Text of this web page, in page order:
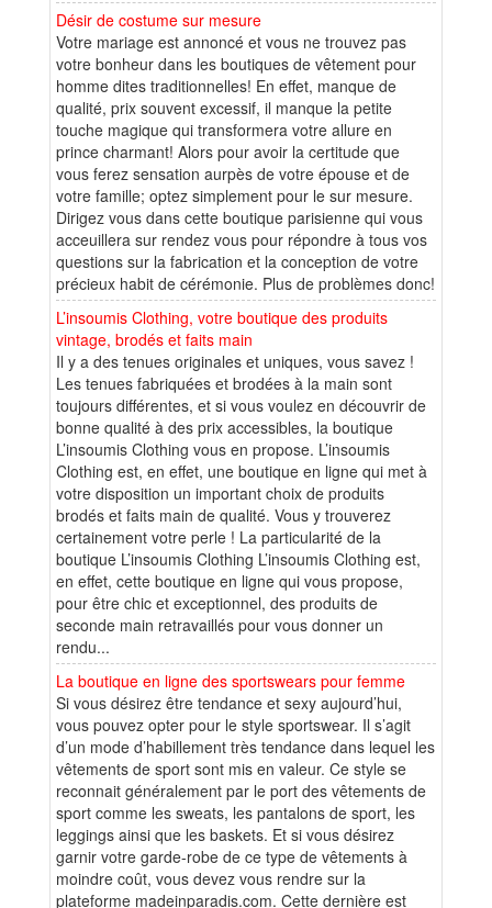
Désir de costume sur mesure
Votre mariage est annoncé et vous ne trouvez pas
votre bonheur dans les boutiques de vêtement pour
homme dites traditionnelles! En effet, manque de
qualité, prix souvent excessif, il manque la petite
touche magique qui transformera votre allure en
prince charmant! Alors pour avoir la certitude que
vous ferez sensation aurpès de votre épouse et de
votre famille; optez simplement pour le sur mesure.
Dirigez vous dans cette boutique parisienne qui vous
acceuillera sur rendez vous pour répondre à tous vos
questions sur la fabrication et la conception de votre
précieux habit de cérémonie. Plus de problèmes donc!
L’insoumis Clothing, votre boutique des produits
vintage, brodés et faits main
Il y a des tenues originales et uniques, vous savez !
Les tenues fabriquées et brodées à la main sont
toujours différentes, et si vous voulez en découvrir de
bonne qualité à des prix accessibles, la boutique
L’insoumis Clothing vous en propose. L’insoumis
Clothing est, en effet, une boutique en ligne qui met à
votre disposition un important choix de produits
brodés et faits main de qualité. Vous y trouverez
certainement votre perle ! La particularité de la
boutique L’insoumis Clothing L’insoumis Clothing est,
en effet, cette boutique en ligne qui vous propose,
pour être chic et exceptionnel, des produits de
seconde main retravaillés pour vous donner un
rendu...
La boutique en ligne des sportswears pour femme
Si vous désirez être tendance et sexy aujourd’hui,
vous pouvez opter pour le style sportswear. Il s’agit
d’un mode d’habillement très tendance dans lequel les
vêtements de sport sont mis en valeur. Ce style se
reconnait généralement par le port des vêtements de
sport comme les sweats, les pantalons de sport, les
leggings ainsi que les baskets. Et si vous désirez
garnir votre garde-robe de ce type de vêtements à
moindre coût, vous devez vous rendre sur la
plateforme madeinparadis.com. Cette dernière est